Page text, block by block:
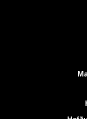
Frekari upplýsingar